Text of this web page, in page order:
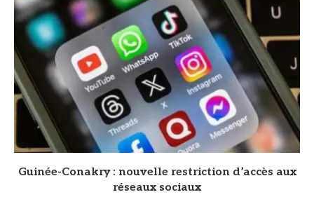
Guinée-Conakry : nouvelle restriction d’accès aux
réseaux sociaux